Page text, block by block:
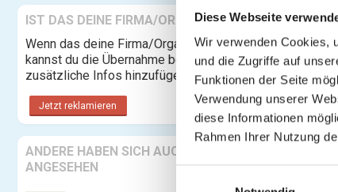
Diese Webseite
Wir verwenden Cookies,
und die Zugriffe auf
Funktionen der Seite
Verwendung unserer
diese Informationen
Rahmen Ihrer Nutzung
IST DAS DEINE FIRMA/ORGANISATION?
Wenn das deine Firma/Organisation ist,
kannst du die Übernahme beantragen und
zusätzliche Infos hinzufügen.
Jetzt reklamieren
ANDERE HABEN SICH AUCH
ANGESEHEN